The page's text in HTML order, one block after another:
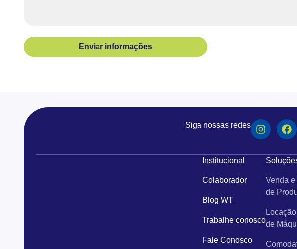
Enviar informações
Siga nossas redes
Institucional
Colaborador
Blog WT
Trabalhe conosco
Fale Conosco
Venda
de
de